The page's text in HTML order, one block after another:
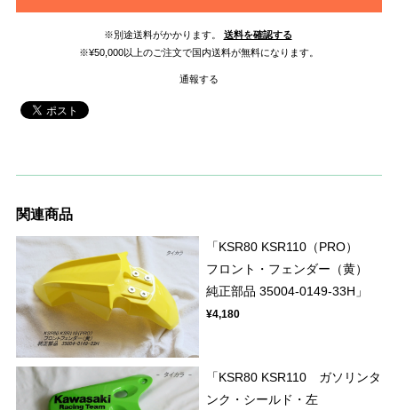
※別途送料がかかります。
送料を確認する
※¥50,000以上のご注文で国内送料が無料になります。
通報する
関連商品
「KSR80 KSR110（PRO）
フロント・フェンダー（黄）
純正部品 35004-0149-33H」
¥4,180
「KSR80 KSR110 ガソリンタ
ンク・シールド・左